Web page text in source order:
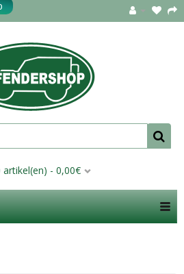
artikel(en) - 0,00€